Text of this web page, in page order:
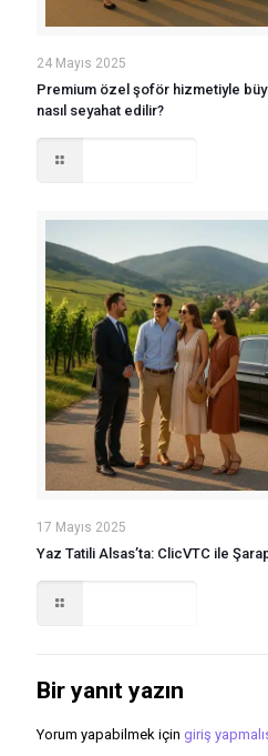
24 Mayıs 2025
Premium özel şoför hizmetiyle
nasıl seyahat edilir?
17 Mayıs 2025
Yaz Tatili Alsas’ta: ClicVTC ile
Bir yanıt yazın
Yorum yapabilmek için giriş